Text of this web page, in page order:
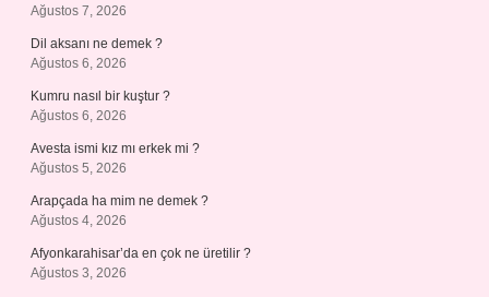
Ağustos 7, 2026
Dil aksanı ne demek ?
Ağustos 6, 2026
Kumru nasıl bir kuştur ?
Ağustos 6, 2026
Avesta ismi kız mı erkek mi ?
Ağustos 5, 2026
Arapçada ha mim ne demek ?
Ağustos 4, 2026
Afyonkarahisar’da en çok ne üretilir ?
Ağustos 3, 2026